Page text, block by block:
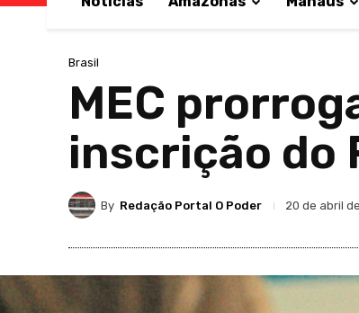
Brasil
MEC
inscrição do
By Redação Portal O Poder 20 de abril